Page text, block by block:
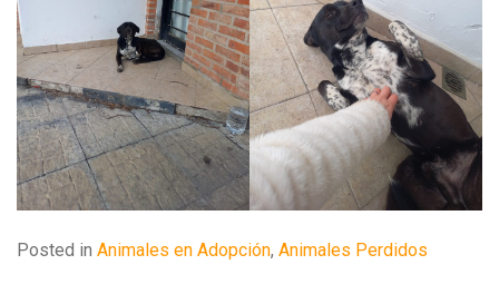
Posted in Animales en Adopción, Animales Perdidos